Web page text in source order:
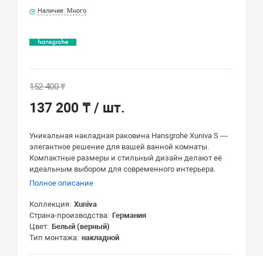
Наличие: Много
152 400 ₸
137 200 ₸/ шт.
Уникальная накладная раковина Hansgrohe Xuniva S —
элегантное решение для вашей ванной комнаты.
Компактные размеры и стильный дизайн делают её
идеальным выбором для современного интерьера.
Полное описание
Коллекция Xuniva
Страна-производства Германия
Цвет Белый (верный)
Тип монтажа накладной